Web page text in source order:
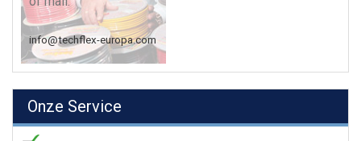
info@techflex-europa.com
Onze Service